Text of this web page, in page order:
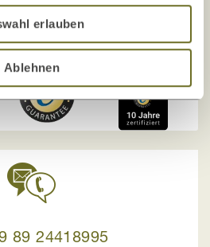
erlauben
Ablehnen
und Sicherheit geprüft und
zertifiziert.
89 24418995